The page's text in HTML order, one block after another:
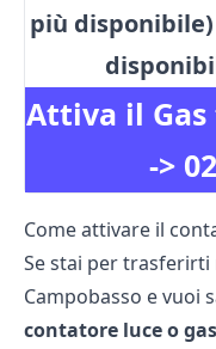
Attiva il
->
più
Come attivare il
Se stai per trasferirti
Campobasso e vuoi
contatore luce o